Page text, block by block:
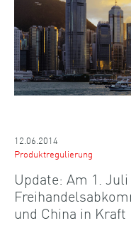
12.06.2014
Produktregulierung
Update: Am 1.
und China in Kraft